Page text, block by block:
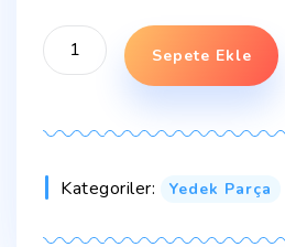
Sepete Ekle
Kategoriler: Yedek Parça